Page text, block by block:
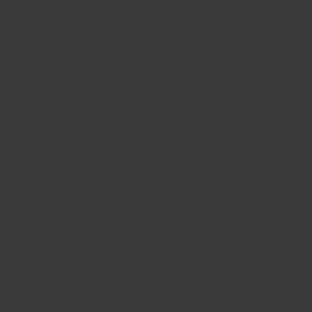
前预约）